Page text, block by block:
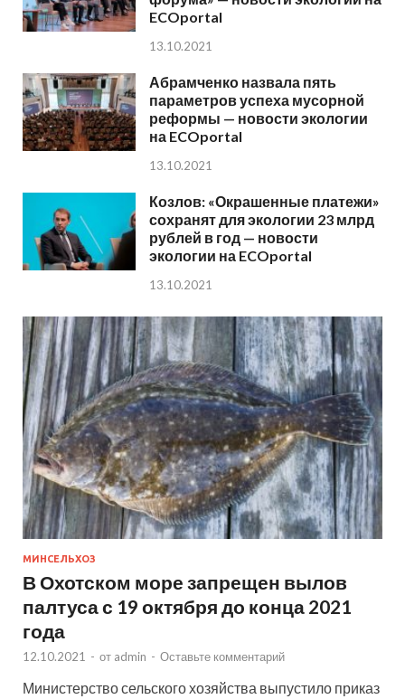
ECOportal
13.10.2021
Абрамченко назвала пять
параметров успеха мусорной
реформы — новости экологии
на ECOportal
13.10.2021
Козлов: «Окрашенные платежи»
сохранят для экологии 23 млрд
рублей в год — новости
экологии на ECOportal
13.10.2021
МИНСЕЛЬХОЗ
В Охотском море запрещен вылов
палтуса с 19 октября до конца 2021
года
12.10.2021 - от admin - Оставьте комментарий
Министерство сельского хозяйства выпустило приказ